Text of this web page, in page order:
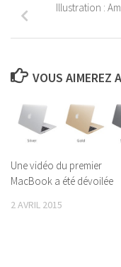
Illustration :
VOUS AIMEREZ
Une vidéo du premier
MacBook a été dévoilée
2 AVRIL 2015